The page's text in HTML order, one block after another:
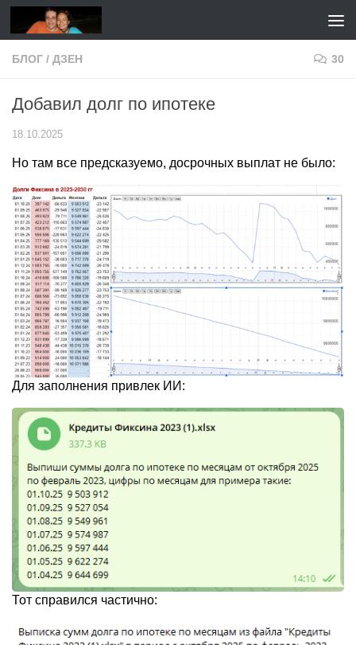
Перейти к содержимому
БЛОГ / ДЗЕН 30
Добавил долг по ипотеке
18.10.2025
Но там все предсказуемо, досрочных выплат не было:
Для заполнения привлек ИИ:
Тот справился частично: